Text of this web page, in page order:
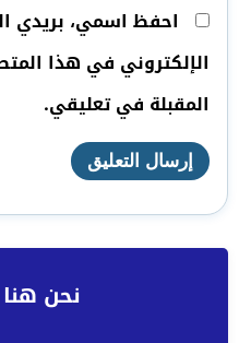
احفظ اسمي، بريدي
الإلكتروني في هذا
المقبلة في تعليقي.
نحن